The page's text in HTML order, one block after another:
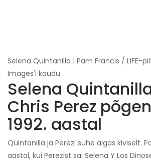
Selena Quintanilla | Pam Francis / LIFE-
Images'i kaudu
Selena
Chris Perez
1992. aastal
Quintanilla ja Perezi suhe algas kiviselt.
aastal, kui Perezist sai Selena Y Los